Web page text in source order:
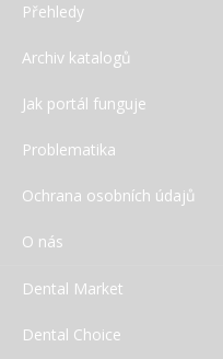
Přehledy
Archiv katalogů
Jak portál funguje
Problematika
Ochrana osobních údajů
O nás
Dental Market
Dental Choice